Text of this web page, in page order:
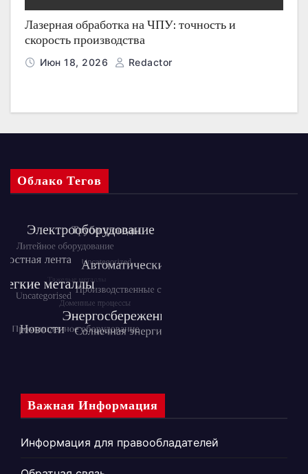
Лазерная обработка на ЧПУ: точность и
скорость производства
Июн 18, 2026 Redactor
Облако Тегов
Важная Информация
Информация для правообладателей